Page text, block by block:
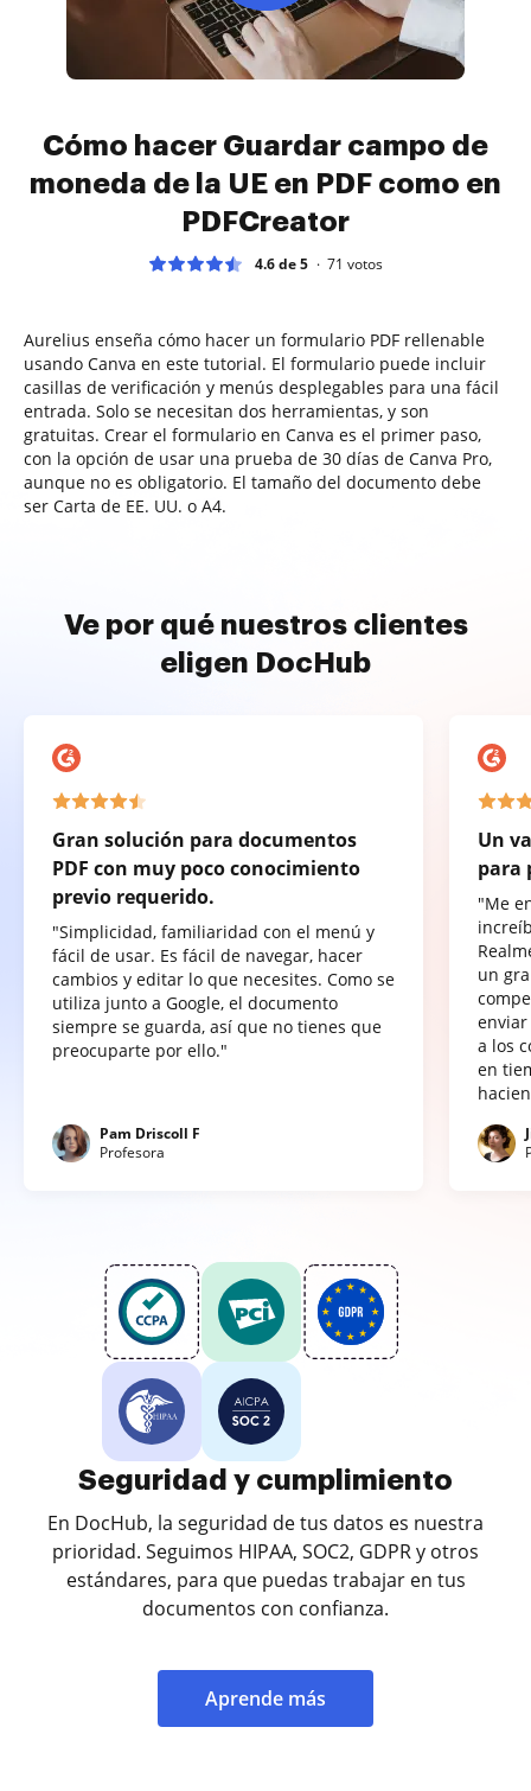
Cómo hacer Guardar campo de
moneda de la UE en PDF como en
PDFCreator
4.6 de 5 71 votos
Aurelius enseña cómo hacer un formulario PDF rellenable
usando Canva en este tutorial. El formulario puede incluir
casillas de verificación y menús desplegables para una fácil
entrada. Solo se necesitan dos herramientas, y son
gratuitas. Crear el formulario en Canva es el primer paso,
con la opción de usar una prueba de 30 días de Canva Pro,
aunque no es obligatorio. El tamaño del documento debe
ser Carta de EE. UU. o A4.
Ve por qué nuestros clientes
eligen DocHub
Gran solución para documentos
PDF con muy poco conocimiento
previo requerido.
"Simplicidad, familiaridad con el menú y
fácil de usar. Es fácil de navegar, hacer
cambios y editar lo que necesites. Como se
utiliza junto a Google, el documento
siempre se guarda, así que no tienes que
preocuparte por ello."
Pam Driscoll F
Profesora
Un
para
"Me
un
a los
en
Seguridad y cumplimiento
En DocHub, la seguridad de tus datos es nuestra
prioridad. Seguimos HIPAA, SOC2, GDPR y otros
estándares, para que puedas trabajar en tus
documentos con confianza.
Aprende más